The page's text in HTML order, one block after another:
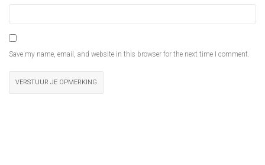
Save my name, email, and website in this browser for the next time I comment.